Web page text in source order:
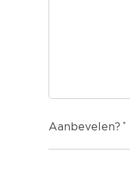
Aanbevelen?